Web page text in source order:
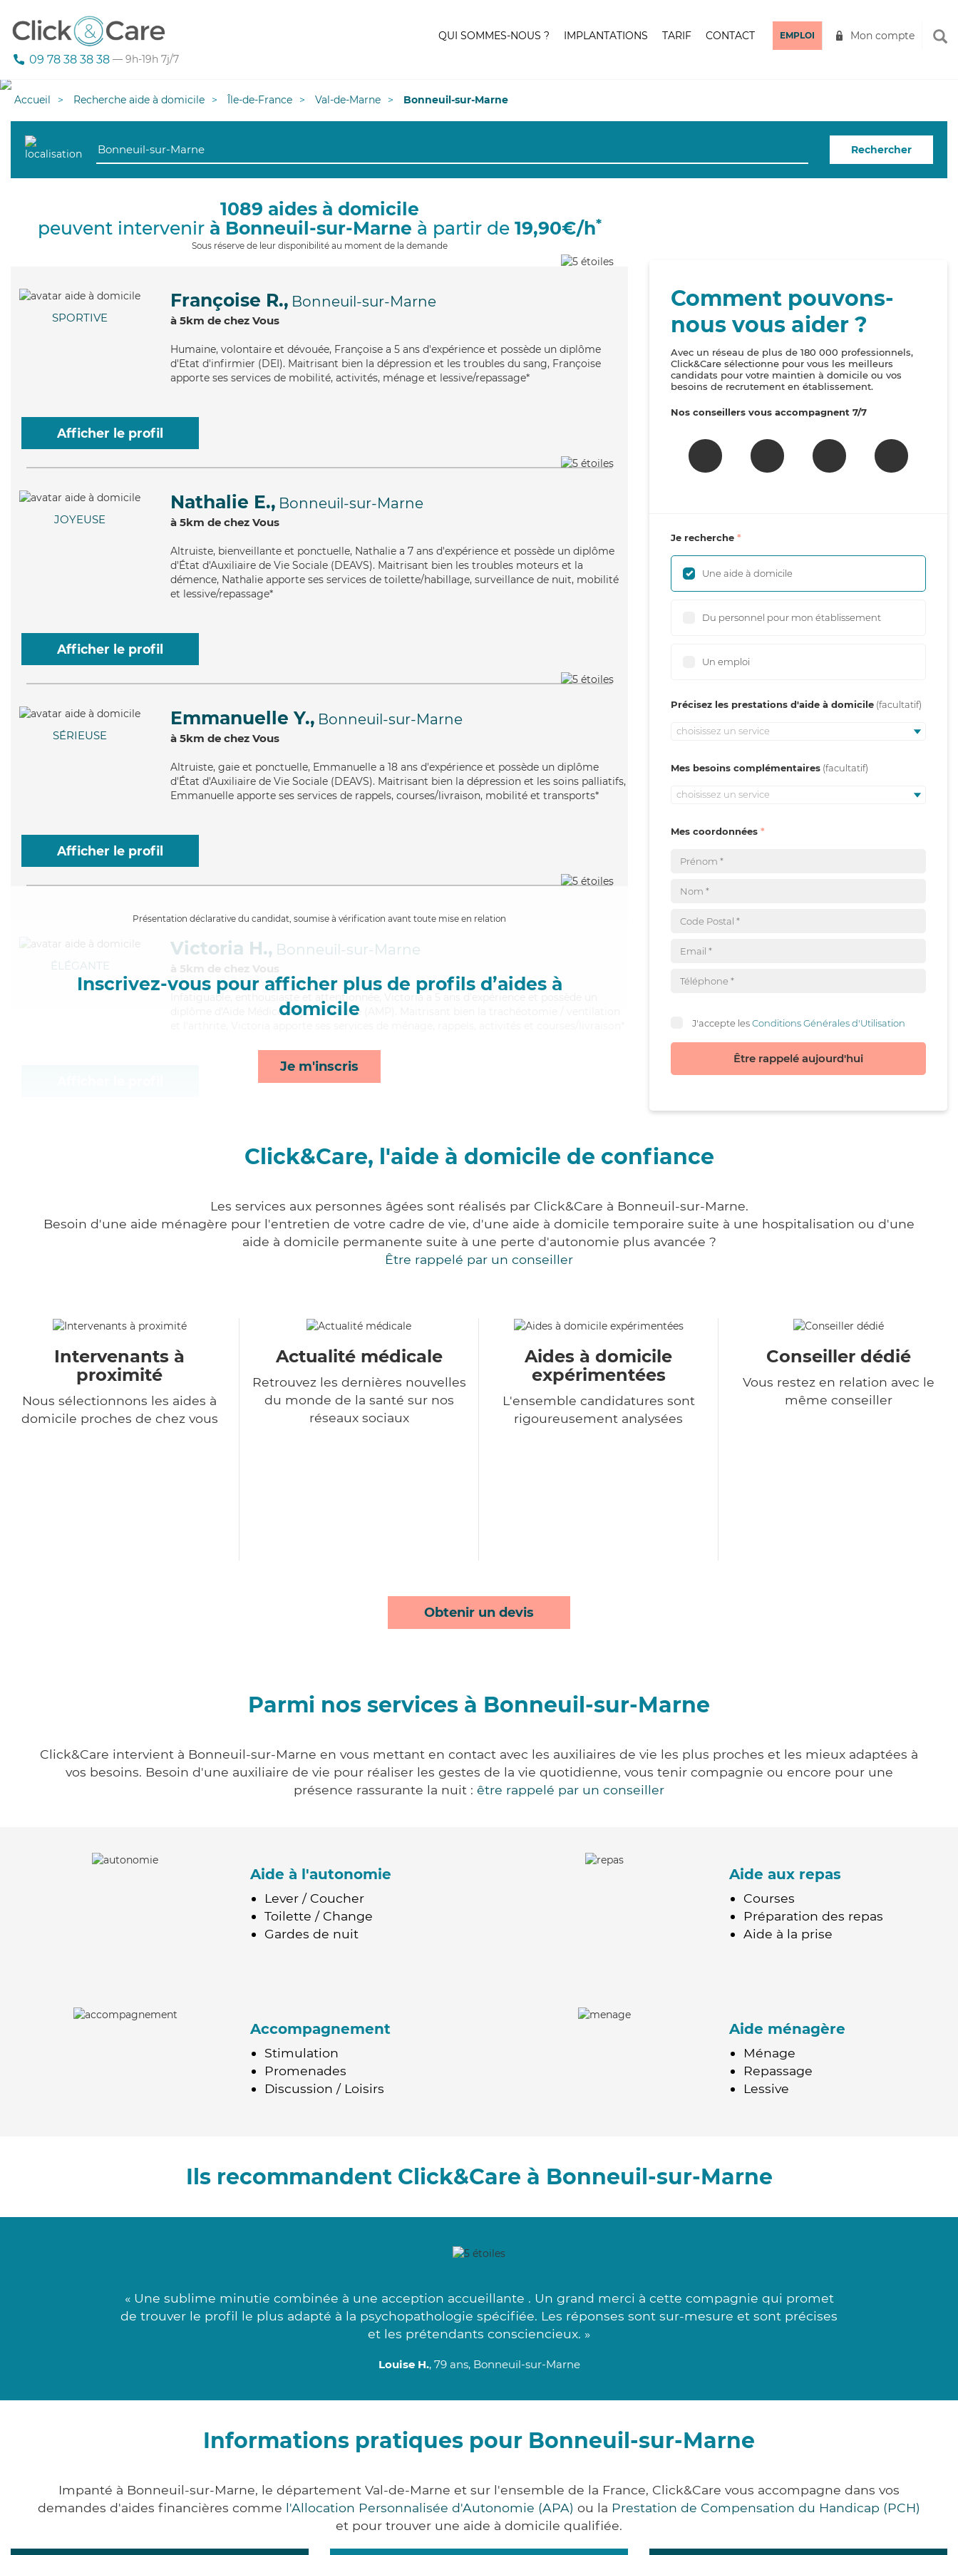
09 78 38 38 38 — 9h-19h 7j/7
QUI SOMMES-NOUS ? IMPLANTATIONS TARIF CONTACT EMPLOI Mon compte
Accueil Recherche aide à domicile Île-de-France Val-de-Marne Bonneuil-sur-Marne
Rechercher
1089 aides à domicile
peuvent intervenir à Bonneuil-sur-Marne à partir de 19,90€/h*
Sous réserve de leur disponibilité au moment de la demande
SPORTIVE
Françoise R., Bonneuil-sur-Marne
à 5km de chez Vous
Humaine, volontaire et dévouée, Françoise a 5 ans d'expérience et possède un diplôme
d'Etat d'infirmier (DEI). Maitrisant bien la dépression et les troubles du sang, Françoise
apporte ses services de mobilité, activités, ménage et lessive/repassage*
Afficher le profil
JOYEUSE
Nathalie E., Bonneuil-sur-Marne
à 5km de chez Vous
Altruiste, bienveillante et ponctuelle, Nathalie a 7 ans d'expérience et possède un diplôme
d'État d'Auxiliaire de Vie Sociale (DEAVS). Maitrisant bien les troubles moteurs et la
démence, Nathalie apporte ses services de toilette/habillage, surveillance de nuit, mobilité
et lessive/repassage*
Afficher le profil
SÉRIEUSE
Emmanuelle Y., Bonneuil-sur-Marne
à 5km de chez Vous
Altruiste, gaie et ponctuelle, Emmanuelle a 18 ans d'expérience et possède un diplôme
d'État d'Auxiliaire de Vie Sociale (DEAVS). Maitrisant bien la dépression et les soins palliatifs,
Emmanuelle apporte ses services de rappels, courses/livraison, mobilité et transports*
Afficher le profil
Présentation déclarative du candidat, soumise à vérification avant toute mise en relation
Inscrivez-vous pour afficher plus de profils d’aides à
domicile
Je m'inscris
ÉLÉGANTE
Victoria H., Bonneuil-sur-Marne
à 5km de chez Vous
Infatiguable
, enthousiaste et attentionnée, Victoria a 5 ans d'expérience et possède un
diplôme d'Aide Médico-Psychologique (AMP). Maitrisant bien la trachéotomie / ventilation
Comment pouvons-
nous vous aider ?
Avec un réseau de plus de 180 000 professionnels,
Click&Care sélectionne pour vous les meilleurs
candidats pour votre maintien à domicile ou vos
besoins de recrutement en établissement.
Nos conseillers vous accompagnent 7/7
Je recherche
Une aide à domicile
Du personnel pour mon établissement
Un emploi
Précisez les prestations d'aide à domicile
choisissez un service
Mes besoins complémentaires
choisissez un service
Mes coordonnées
J'accepte lesConditions Générales d'Utilisation
Être rappelé aujourd'hui
Click&Care, l'aide à domicile de confiance
Les services aux personnes âgées sont réalisés par Click&Care à Bonneuil-sur-Marne.
Besoin d'une aide ménagère pour l'entretien de votre cadre de vie, d'une aide à domicile temporaire suite à une hospitalisation ou d'une
aide à domicile permanente suite à une perte d'autonomie plus avancée ?
Être rappelé par un conseiller
Intervenants à
proximité
Nous sélectionnons les aides à
domicile proches de chez vous
Actualité médicale
Retrouvez les dernières nouvelles
du monde de la santé sur nos
réseaux sociaux
Aides à domicile
expérimentées
L'ensemble candidatures sont
rigoureusement analysées
Conseiller dédié
Vous restez en relation avec le
même conseiller
Obtenir un devis
Parmi nos services à Bonneuil-sur-Marne
Click&Care intervient à Bonneuil-sur-Marne en vous mettant en contact avec les auxiliaires de vie les plus proches et les mieux adaptées à
vos besoins. Besoin d'une auxiliaire de vie pour réaliser les gestes de la vie quotidienne, vous tenir compagnie ou encore pour une
présence rassurante la nuit : être rappelé par un conseiller
Aide à l'autonomie
Lever / Coucher
Toilette / Change
Gardes de nuit
Aide aux repas
Courses
Préparation des repas
Aide à la prise
Accompagnement
Stimulation
Promenades
Discussion / Loisirs
Aide ménagère
Ménage
Repassage
Lessive
Ils recommandent Click&Care à Bonneuil-sur-Marne
« Une sublime minutie combinée à une acception accueillante . Un grand merci à cette compagnie qui promet
de trouver le profil le plus adapté à la psychopathologie spécifiée. Les réponses sont sur-mesure et sont précises
et les prétendants consciencieux. »
Louise H., 79 ans, Bonneuil-sur-Marne
Informations pratiques pour Bonneuil-sur-Marne
Impanté à Bonneuil-sur-Marne, le département Val-de-Marne et sur l'ensemble de la France, Click&Care vous accompagne dans vos
demandes d'aides financières comme l'Allocation Personnalisée d'Autonomie (APA) ou la Prestation de Compensation du Handicap (PCH)
et pour trouver une aide à domicile qualifiée.